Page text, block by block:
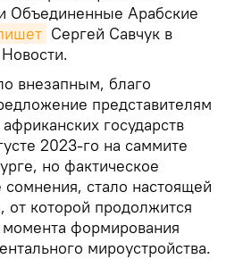
Объединенные Арабские
Сергей Савчук в
внезапным, благо
представителям
государств
2023-го на саммите
но фактическое
стало настоящей
от которой продолжится
формирования
мироустройства.